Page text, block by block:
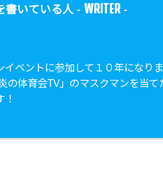
書いている人 - WRITER -
イベントに参加して１０年になり
の体育会TV」のマスクマンを当て
！